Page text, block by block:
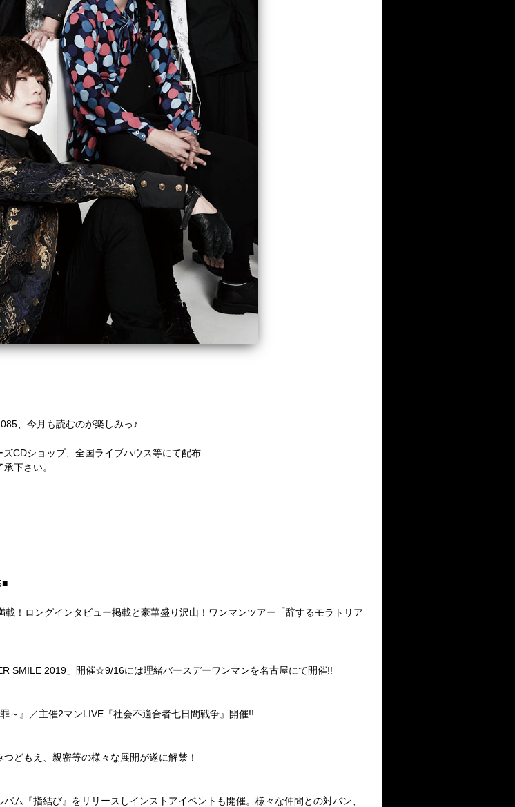
、今月も読むのが楽しみっ♪
CDショップ、全国ライブハウス等にて配布
下さい。
！ロングインタビュー掲載と豪華盛り沢山！ワンマンツアー「辞するモラトリア
SMILE 2019」開催☆9/16には理緒バースデーワンマンを名古屋にて開催!!
～』／主催2マンLIVE『社会不適合者七日間戦争』開催!!
どもえ、親密等の様々な展開が遂に解禁！
ム『指結び』をリリースしインストアイベントも開催。様々な仲間との対バン、